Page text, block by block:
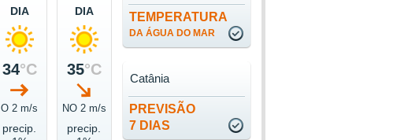
DIA
34°C
O 2 m/s
precip.
DIA
35°C
NO 2 m/s
precip.
TEMPERATURA
DA ÁGUA DO MAR
PREVISÃO
7 DIAS
Catânia